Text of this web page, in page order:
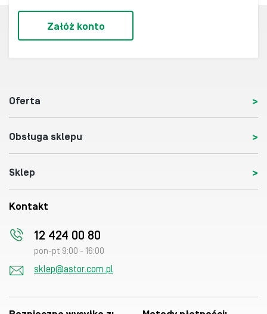
Załóż konto
Oferta
Obsługa sklepu
Sklep
Kontakt
12 424 00 80
pon-pt 9:00 - 16:00
sklep@astor.com.pl